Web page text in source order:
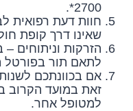
2700*.
חוות דעת רפואית
שאינו דרך קופת
הזרקות וניתוחים
לתאם תור בפורטל
אם בכוונתכם
זאת במועד הקרוב
למטופל אחר.